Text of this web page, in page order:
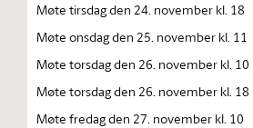
Møte tirsdag den 24. november kl. 18
Møte onsdag den 25. november kl. 11
Møte torsdag den 26. november kl. 10
Møte torsdag den 26. november kl. 18
Møte fredag den 27. november kl. 10